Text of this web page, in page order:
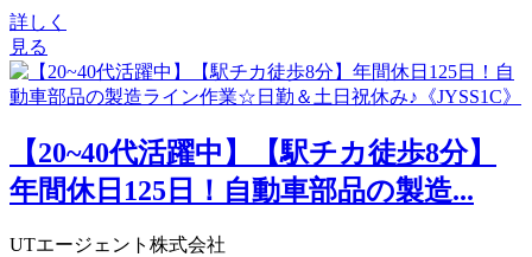
詳しく
見る
【20~40代活躍中】【駅チカ徒歩8分】
年間休日125日！自動車部品の製造...
UTエージェント株式会社